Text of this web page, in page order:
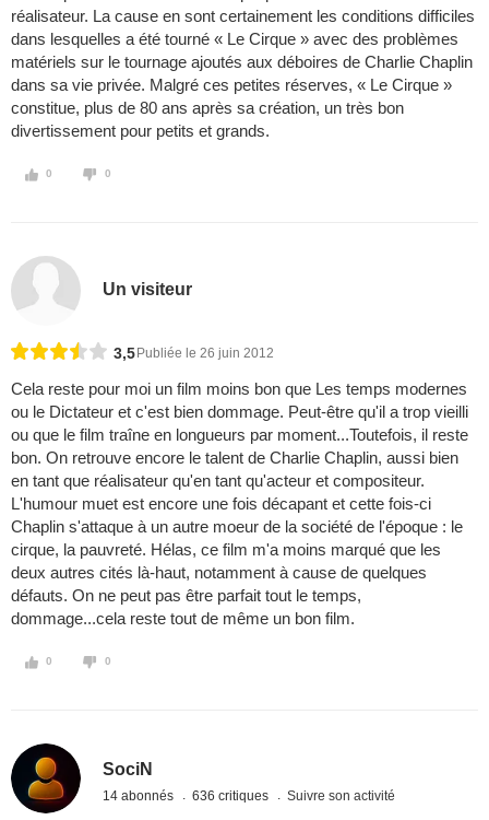
réalisateur. La cause en sont certainement les conditions difficiles
dans lesquelles a été tourné « Le Cirque » avec des problèmes
matériels sur le tournage ajoutés aux déboires de Charlie Chaplin
dans sa vie privée. Malgré ces petites réserves, « Le Cirque »
constitue, plus de 80 ans après sa création, un très bon
divertissement pour petits et grands.
0 0
Un visiteur
3,5 Publiée le 26 juin 2012
Cela reste pour moi un film moins bon que Les temps modernes
ou le Dictateur et c'est bien dommage. Peut-être qu'il a trop vieilli
ou que le film traîne en longueurs par moment...Toutefois, il reste
bon. On retrouve encore le talent de Charlie Chaplin, aussi bien
en tant que réalisateur qu'en tant qu'acteur et compositeur.
L'humour muet est encore une fois décapant et cette fois-ci
Chaplin s'attaque à un autre moeur de la société de l'époque : le
cirque, la pauvreté. Hélas, ce film m'a moins marqué que les
deux autres cités là-haut, notamment à cause de quelques
défauts. On ne peut pas être parfait tout le temps,
dommage...cela reste tout de même un bon film.
0 0
SociN
14 abonnés 636 critiques Suivre son activité